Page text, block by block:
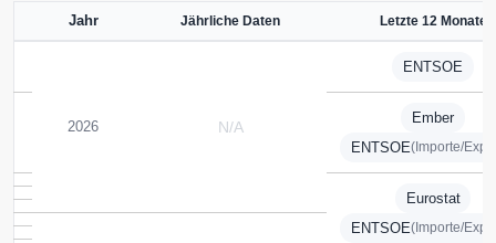
Jahr Jährliche Daten Letzte 12 Monate
2026 N/A
ENTSOE
Ember
ENTSOE(Importe/
Eurostat
ENTSOE(Importe/